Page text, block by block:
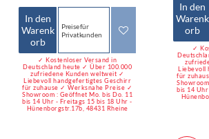
In den
Warenk
orb
Preise für
Privatkunden
✓ Kostenloser Versand in
Deutschland heute ✓ Über 100.000
zufriedene Kunden weltweit ✓
Liebevoll handgefertigtes Geschirr
für zuhause ✓ Werksnahe Preise ✓
Showroom : Geöffnet Mo. bis Do. 11
bis 14 Uhr - Freitags 15 bis 18 Uhr -
Hünenborgstr.17b, 48431 Rheine
In den
Warenk
orb
✓
Liebevoll
für
bis 14